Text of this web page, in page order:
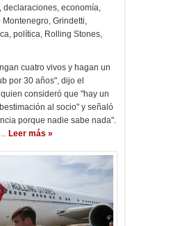
, declaraciones, economía,
Montenegro, Grindetti,
, política, Rolling Stones,
cuatro vivos y hagan un
por 30 años", dijo el
consideró que "hay un
al socio" y señaló
porque nadie sabe nada".
Leer más »